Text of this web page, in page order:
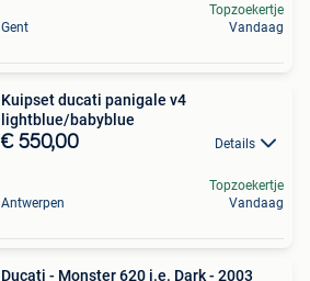
Gent
Topzoekertje
Vandaag
Kuipset ducati panigale v4
lightblue/babyblue
€ 550,00 Details
Antwerpen
Topzoekertje
Vandaag
Ducati - Monster 620 i.e. Dark - 2003